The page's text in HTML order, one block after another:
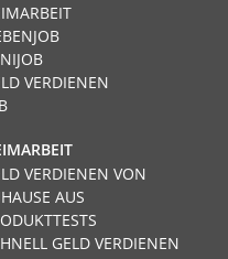
VERDIENEN
VERDIENEN VON
AUS
GELD VERDIENEN